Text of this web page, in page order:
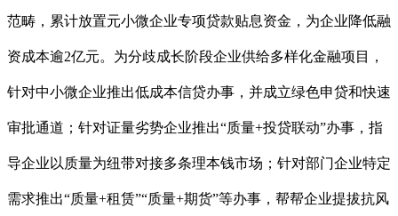
范畴，累计放置元小微企业专项贷款贴息资金，为企业降低融
资成本逾2亿元。为分歧成长阶段企业供给多样化金融项目，
针对中小微企业推出低成本信贷办事，并成立绿色申贷和快速
审批通道；针对证量劣势企业推出“质量+投贷联动”办事，指
导企业以质量为纽带对接多条理本钱市场；针对部门企业特定
需求推出“质量+租赁”“质量+期货”等办事，帮帮企业提拔抗风